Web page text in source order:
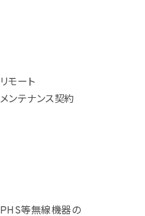
リモート
メンテナンス契約
PHS等無線機器の